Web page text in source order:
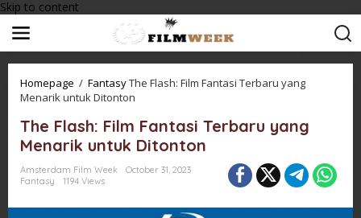
Skip to content
Homepage / FantasyThe Flash: Film Fantasi Terbaru yang
Menarik untuk Ditonton
The Flash: Film Fantasi Terbaru yang
Menarik untuk Ditonton
Amsterdam Film Week
October 31, 2023
Fantasy
1194 Views